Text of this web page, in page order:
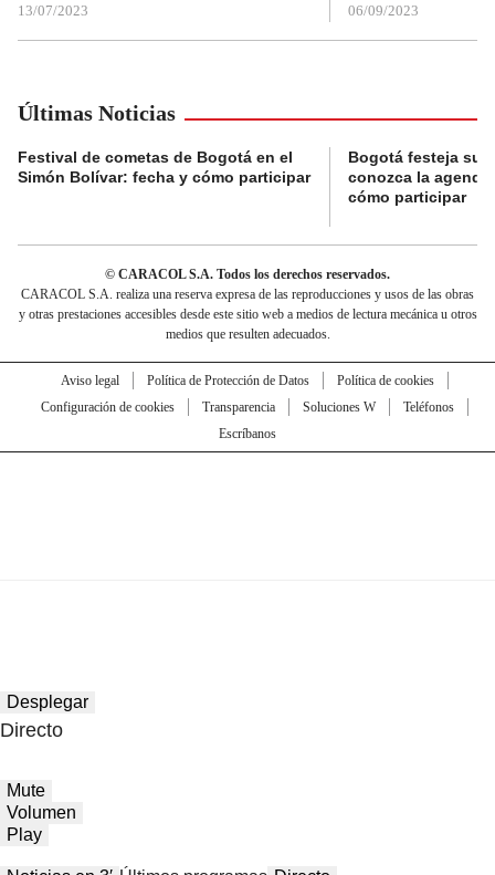
13/07/2023 06/09/2023
Últimas Noticias
Festival de cometas de Bogotá en el
Simón Bolívar: fecha y cómo participar
Bogotá festeja su
conozca la
cómo participar
© CARACOL S.A. Todos los derechos reservados.
CARACOL S.A. realiza una reserva expresa de las reproducciones y usos de las obras
y otras prestaciones accesibles desde este sitio web a medios de lectura mecánica u otros
medios que resulten adecuados.
Aviso legal Política de Protección de Datos
Política de cookies
Configuración de cookies
Transparencia Soluciones W
Teléfonos
Escríbanos
Desplegar
Directo
Mute
Volumen
Play